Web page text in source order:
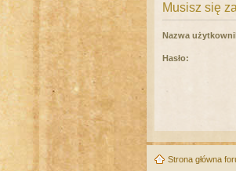
Musisz się
Nazwa
Hasło:
Strona główna